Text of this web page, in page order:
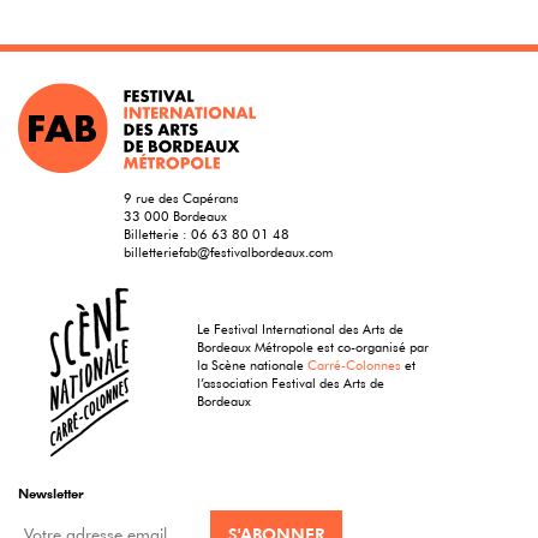
9 rue des Capérans
33 000 Bordeaux
Billetterie : 06 63 80 01 48
billetteriefab@festivalbordeaux.com
Le Festival International des Arts de
Bordeaux Métropole est co-organisé par
la Scène nationaleCarré-Colonnes et
l’association Festival des Arts de
Bordeaux
Newsletter